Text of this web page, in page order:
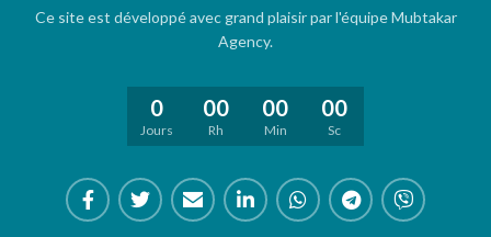
Ce site est développé avec grand plaisir par l'équipe Mubtakar
Agency.
0
Jours
00
Rh
00
Min
00
Sc